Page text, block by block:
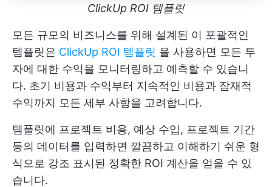
ClickUp ROI 템플릿
모든 규모의 비즈니스를 위해 설계된 이 포괄적인
템플릿은 ClickUp ROI 템플릿 을 사용하면 모든 투
자에 대한 수익을 모니터링하고 예측할 수 있습니
다. 초기 비용과 수익부터 지속적인 비용과 잠재적
수익까지 모든 세부 사항을 고려합니다.
템플릿에 프로젝트 비용, 예상 수입, 프로젝트 기간
등의 데이터를 입력하면 깔끔하고 이해하기 쉬운 형
식으로 강조 표시된 정확한 ROI 계산을 얻을 수 있
습니다.